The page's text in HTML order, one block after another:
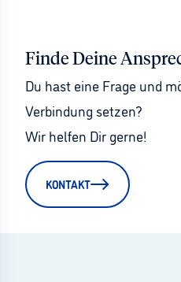
Finde Deine
Du hast eine Frage und
Verbindung setzen?
Wir helfen Dir gerne!
KONTAKT